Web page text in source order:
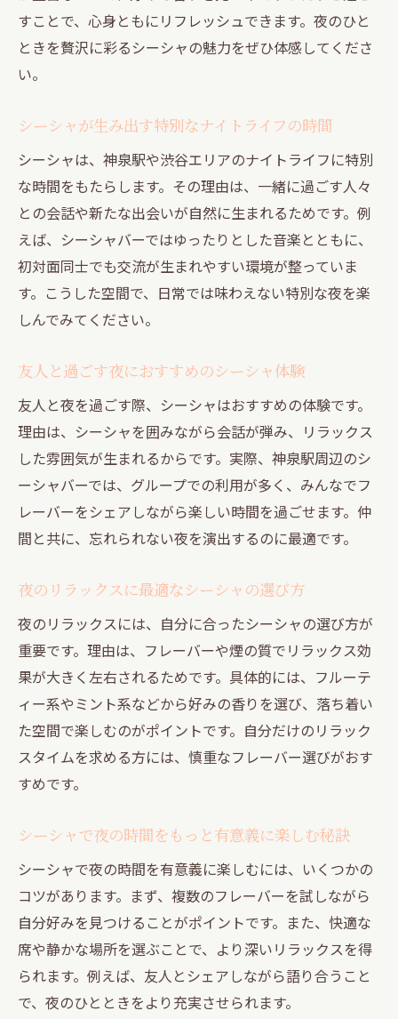
すことで、心身ともにリフレッシュできます。夜のひと
ときを贅沢に彩るシーシャの魅力をぜひ体感してくださ
い。
シーシャが生み出す特別なナイトライフの時間
シーシャは、神泉駅や渋谷エリアのナイトライフに特別
な時間をもたらします。その理由は、一緒に過ごす人々
との会話や新たな出会いが自然に生まれるためです。例
えば、シーシャバーではゆったりとした音楽とともに、
初対面同士でも交流が生まれやすい環境が整っていま
す。こうした空間で、日常では味わえない特別な夜を楽
しんでみてください。
友人と過ごす夜におすすめのシーシャ体験
友人と夜を過ごす際、シーシャはおすすめの体験です。
理由は、シーシャを囲みながら会話が弾み、リラックス
した雰囲気が生まれるからです。実際、神泉駅周辺のシ
ーシャバーでは、グループでの利用が多く、みんなでフ
レーバーをシェアしながら楽しい時間を過ごせます。仲
間と共に、忘れられない夜を演出するのに最適です。
夜のリラックスに最適なシーシャの選び方
夜のリラックスには、自分に合ったシーシャの選び方が
重要です。理由は、フレーバーや煙の質でリラックス効
果が大きく左右されるためです。具体的には、フルーテ
ィー系やミント系などから好みの香りを選び、落ち着い
た空間で楽しむのがポイントです。自分だけのリラック
スタイムを求める方には、慎重なフレーバー選びがおす
すめです。
シーシャで夜の時間をもっと有意義に楽しむ秘訣
シーシャで夜の時間を有意義に楽しむには、いくつかの
コツがあります。まず、複数のフレーバーを試しながら
自分好みを見つけることがポイントです。また、快適な
席や静かな場所を選ぶことで、より深いリラックスを得
られます。例えば、友人とシェアしながら語り合うこと
で、夜のひとときをより充実させられます。